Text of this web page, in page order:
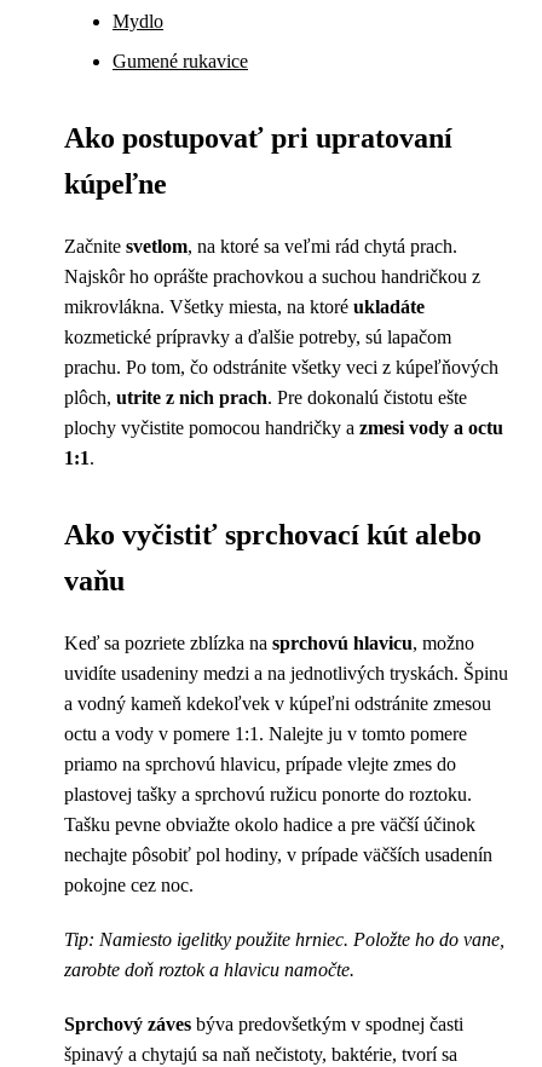
Mydlo
Gumené rukavice
Ako postupovať pri upratovaní
kúpeľne
Začnite svetlom, na ktoré sa veľmi rád chytá prach.
Najskôr ho oprášte prachovkou a suchou handričkou z
mikrovlákna. Všetky miesta, na ktoré ukladáte
kozmetické prípravky a ďalšie potreby, sú lapačom
prachu. Po tom, čo odstránite všetky veci z kúpeľňových
plôch, utrite z nich prach. Pre dokonalú čistotu ešte
plochy vyčistite pomocou handričky a zmesi vody a octu
1:1.
Ako vyčistiť sprchovací kút alebo
vaňu
Keď sa pozriete zblízka na sprchovú hlavicu, možno
uvidíte usadeniny medzi a na jednotlivých tryskách. Špinu
a vodný kameň kdekoľvek v kúpeľni odstránite zmesou
octu a vody v pomere 1:1. Nalejte ju v tomto pomere
priamo na sprchovú hlavicu, prípade vlejte zmes do
plastovej tašky a sprchovú ružicu ponorte do roztoku.
Tašku pevne obviažte okolo hadice a pre väčší účinok
nechajte pôsobiť pol hodiny, v prípade väčších usadenín
pokojne cez noc.
Tip: Namiesto igelitky použite hrniec. Položte ho do vane,
zarobte doň roztok a hlavicu namočte.
Sprchový záves býva predovšetkým v spodnej časti
špinavý a chytajú sa naň nečistoty, baktérie, tvorí sa